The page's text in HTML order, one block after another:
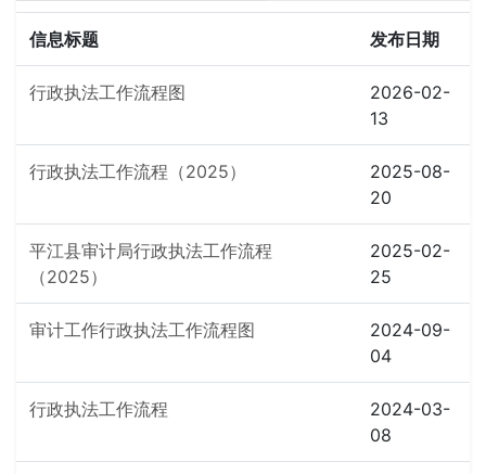
信息标题 发布日期
行政执法工作流程图
2026-02-
13
行政执法工作流程（2025）
2025-08-
20
平江县审计局行政执法工作流程
（2025）
2025-02-
25
审计工作行政执法工作流程图
2024-09-
04
行政执法工作流程
2024-03-
08